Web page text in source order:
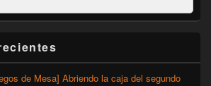
de Mesa] Abriendo la caja del segundo